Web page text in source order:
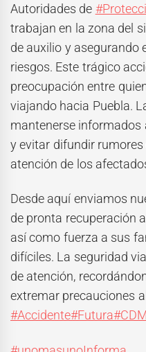
Autoridades de
trabajan en la zona del
de auxilio y asegurando
riesgos. Este trágico
preocupación entre
viajando hacia Puebla.
mantenerse informados
y evitar difundir
atención de los
Desde aquí enviamos
de pronta recuperación
así como fuerza a sus
difíciles. La seguridad
de atención,
extremar precauciones
#Accidente#Futura